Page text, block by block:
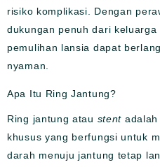
risiko komplikasi. Dengan
dukungan penuh dari
pemulihan lansia dapat
nyaman.
Apa Itu Ring Jantung?
Ring jantung atau stent
khusus yang berfungsi untuk
darah menuju jantung tetap